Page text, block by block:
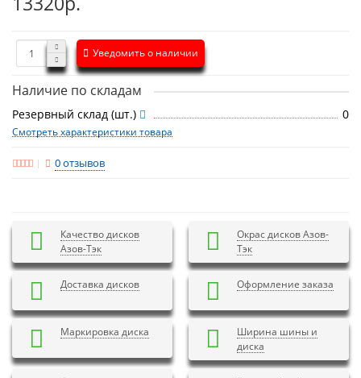
Уведомить о наличии
Наличие по складам
Резервный склад (шт.) 0
Смотреть характеристики товара
0 отзывов
Качество дисков
Азов-Тэк
Окрас дисков Азов-
Тэк
Доставка дисков Оформление заказа
Маркировка диска
Ширина шины и
диска